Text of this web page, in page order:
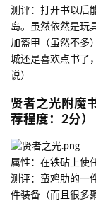
测评：打开书以后
岛。虽然依然是玩
加盔甲（虽然不多
城还是喜欢点书了
说）
贤者之光附魔
荐程度：2分）
属性：在铁砧上使
测评：蛮鸡肋的一
件装备（而且很多